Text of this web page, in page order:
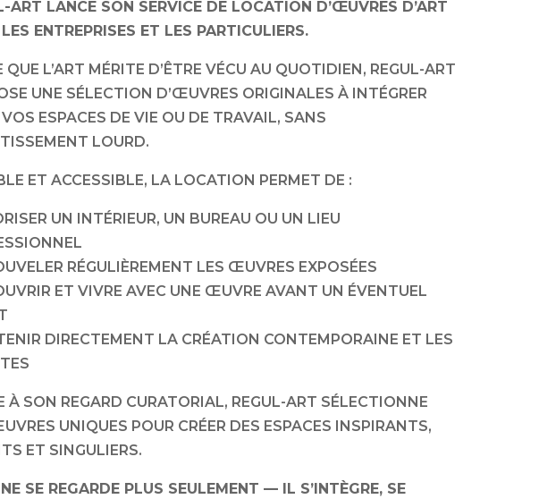
ART LANCE SON SERVICE DE LOCATION D’ŒUVRES D’ART
ENTREPRISES ET LES PARTICULIERS.
QUE L’ART MÉRITE D’ÊTRE VÉCU AU QUOTIDIEN, REGUL-ART
UNE SÉLECTION D’ŒUVRES ORIGINALES À INTÉGRER
ESPACES DE VIE OU DE TRAVAIL, SANS
LOURD.
ET ACCESSIBLE, LA LOCATION PERMET DE :
UN INTÉRIEUR, UN BUREAU OU UN LIEU
RÉGULIÈREMENT LES ŒUVRES EXPOSÉES
ET VIVRE AVEC UNE ŒUVRE AVANT UN ÉVENTUEL
DIRECTEMENT LA CRÉATION CONTEMPORAINE ET LES
À SON REGARD CURATORIAL, REGUL-ART SÉLECTIONNE
UNIQUES POUR CRÉER DES ESPACES INSPIRANTS,
ET SINGULIERS.
NE SE REGARDE PLUS SEULEMENT — IL S’INTÈGRE, SE